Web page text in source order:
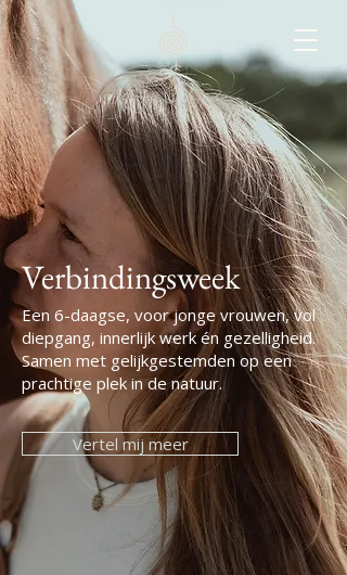
Verbindingsweek
Een 6-daagse, voor jonge vrouwen, vol
diepgang, innerlijk werk én gezelligheid.
Samen met gelijkgestemden op een
prachtige plek in de natuur.
Vertel mij meer